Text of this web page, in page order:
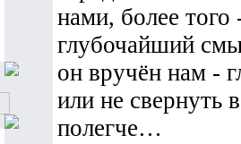
нами, более
глубочайший
он вручён нам -
или не свернуть
полегче…